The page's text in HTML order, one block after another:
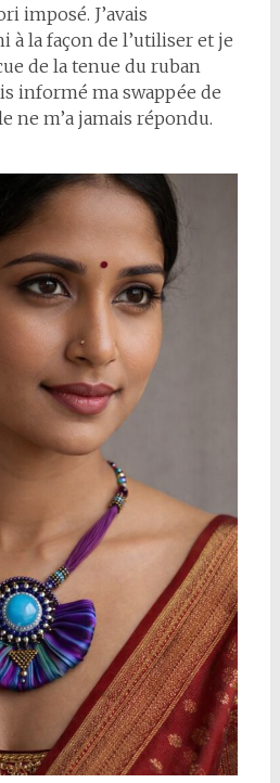
imposé. J’avais
la façon de l’utiliser et je
de la tenue du ruban
informé ma swappée de
ne m’a jamais répondu.